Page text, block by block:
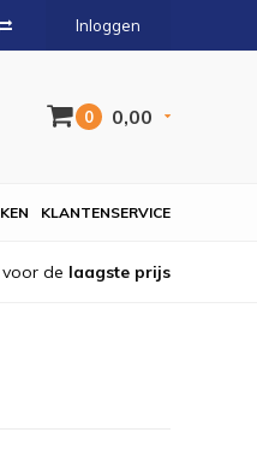
Inloggen
0 0,00
KLANTENSERVICE
voor de laagste prijs